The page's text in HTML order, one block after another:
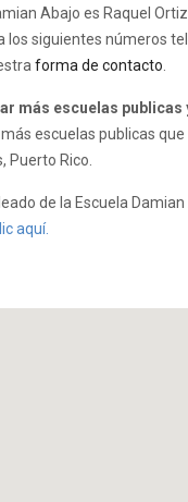
Abajo es Raquel
los siguientes números
forma de contacto
más escuelas
escuelas publicas
Puerto Rico.
de la Escuela
aquí.